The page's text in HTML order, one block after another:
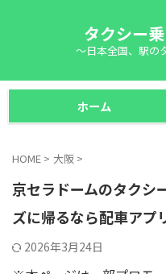
タクシー
～日本全国、駅の
ホーム
HOME > 大阪 >
京セラドームのタクシ
ズに帰るなら配車アプ
2026年3月24日